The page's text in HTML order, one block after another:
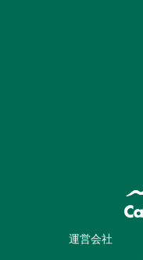
運営会社